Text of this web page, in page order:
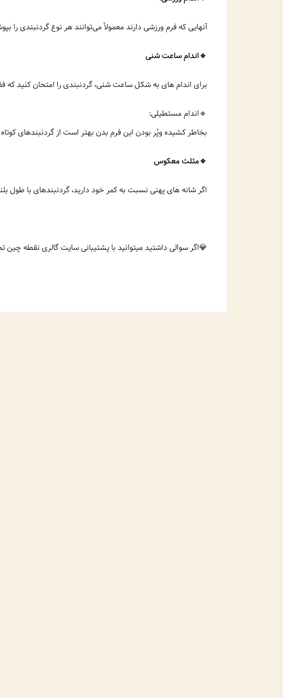
آنهایی که فرم ورزشی دارند معمولاً می‌توانند هر نوع گردنبندی
🔹️اندام ساعت شنی
برای اندام های به شکل ساعت شنی، گردنبندی را امتحان کنید که
🔹️اندام مستطیلی:
بخاطر کشیده وپُر بودن این فرم بدن بهتر است از گردنبندهای کوتاه
🔹️مثلث معکوس
اگر شانه های پهنی نسبت به کمر خود دارید، گردنبندهای با طول
💎اگر سوالی داشتید میتوانید با پشتیبانی سایت گالری نقطه